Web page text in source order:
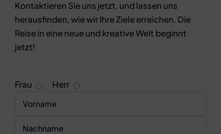
Kontaktieren Sie uns jetzt, und lassen uns
herausfinden, wie wir Ihre Ziele erreichen. Die
Reise in eine neue und kreative Welt beginnt
jetzt!
Frau Herr